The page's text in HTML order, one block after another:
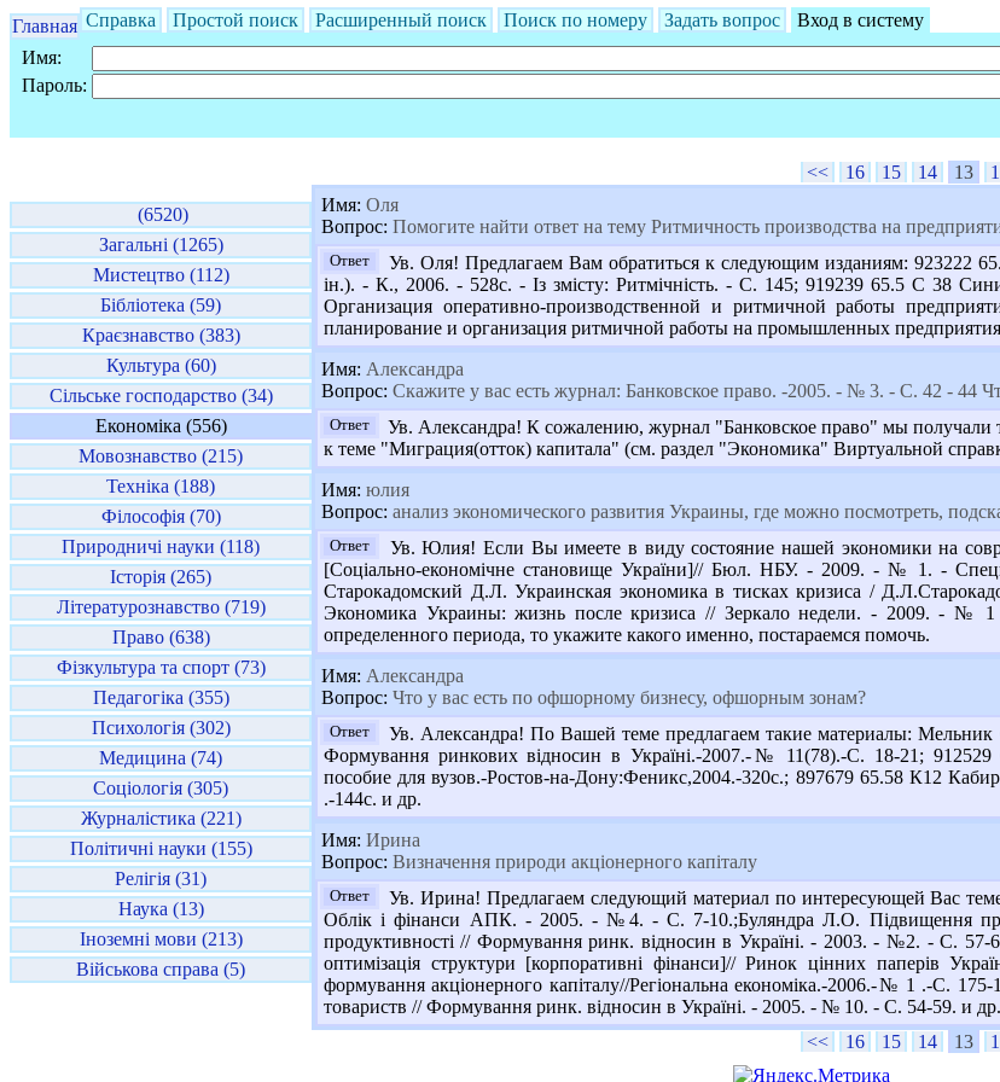
Главная Справка Простой поиск Расширенный поиск Поиск по номеру Задать вопрос
Вход в систему
Имя:
Пароль:
(6520)
Загальні (1265)
Мистецтво (112)
Бібліотека (59)
Краєзнавство (383)
Культура (60)
Сільське господарство (34)
Економіка (556)
Мовознавство (215)
Техніка (188)
Філософія (70)
Природничі науки (118)
Історія (265)
Літературознавство (719)
Право (638)
Фізкультура та спорт (73)
Педагогіка (355)
Психологія (302)
Медицина (74)
Соціологія (305)
Журналістика (221)
Політичні науки (155)
Релігія (31)
Наука (13)
Іноземні мови (213)
Військова справа (5)
<< 16 15 14 13
Имя: Оля
Вопрос: Помогите найти ответ на тему Ритмичность производства на
Ответ
Ув. Оля! Предлагаем Вам обратиться к следующим изданиям: 923222
ін.). - К., 2006. - 528с. - Із змісту: Ритмічність. - С. 145; 919239 65.5 С 38
Организация оперативно-производственной и ритмичной работы
планирование и организация ритмичной работы на промышленных
Имя: Александра
Вопрос: Скажите у вас есть журнал: Банковское право. -2005. - № 3. - С. 42 - 44
Ответ
Ув. Александра! К сожалению, журнал "Банковское право" мы получали
к теме "Миграция(отток) капитала" (см. раздел "Экономика" Виртуальной
Имя: юлия
Вопрос: анализ экономического развития Украины, где можно посмотреть,
Ответ
Ув. Юлия! Если Вы имеете в виду состояние нашей экономики на
[Соціально-економічне становище України]// Бюл. НБУ. - 2009. - № 1. -
Старокадомский Д.Л. Украинская экономика в тисках кризиса /
Экономика Украины: жизнь после кризиса // Зеркало недели. - 2009. - № 1
определенного периода, то укажите какого именно, постараемся помочь.
Имя: Александра
Вопрос: Что у вас есть по офшорному бизнесу, офшорным зонам?
Ответ
Ув. Александра! По Вашей теме предлагаем такие материалы:
Формування ринкових відносин в Україні.-2007.-№ 11(78).-С. 18-21;
пособие для вузов.-Ростов-на-Дону:Феникс,2004.-320с.; 897679 65.58 К12
.-144с. и др.
Имя: Ирина
Вопрос: Визначення природи акціонерного капіталу
Ответ
Ув. Ирина! Предлагаем следующий материал по интересующей Вас
Облік і фінанси АПК. - 2005. - №4. - С. 7-10.;Буляндра Л.О. Підвищення
продуктивності // Формування ринк. відносин в Україні. - 2003. - №2. - С. 57-
оптимізація структури [корпоративні фінанси]// Ринок цінних паперів
формування акціонерного капіталу//Регіональна економіка.-2006.-№ 1 .-С.
товариств // Формування ринк. відносин в Україні. - 2005. - № 10. - С. 54-59. и др.
<<
16 15 14 13